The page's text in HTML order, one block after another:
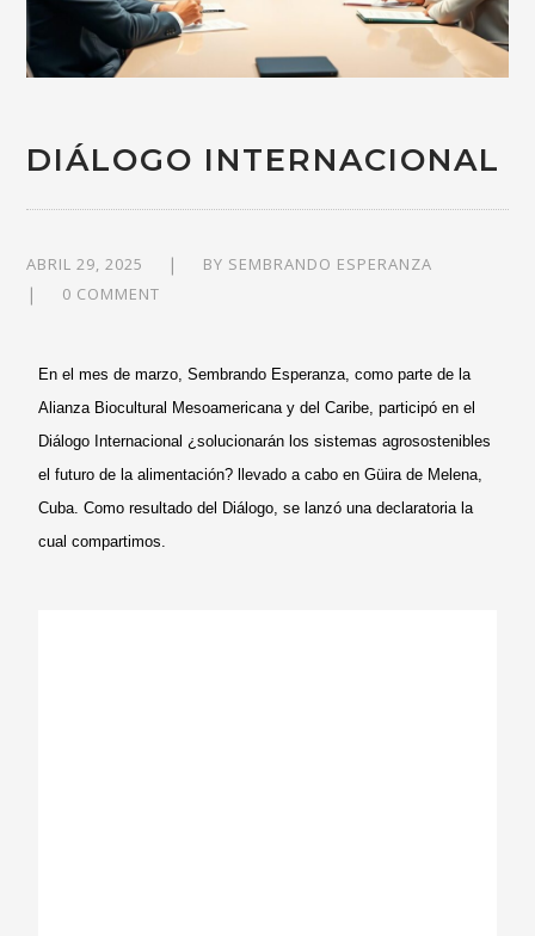
DIÁLOGO INTERNACIONAL
ABRIL 29, 2025 BY SEMBRANDO ESPERANZA
0 COMMENT
En el mes de marzo, Sembrando Esperanza, como parte de la
Alianza Biocultural Mesoamericana y del Caribe, participó en el
Diálogo Internacional ¿solucionarán los sistemas agrosostenibles
el futuro de la alimentación? llevado a cabo en Güira de Melena,
Cuba. Como resultado del Diálogo, se lanzó una declaratoria la
cual compartimos.